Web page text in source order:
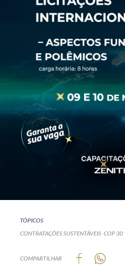
TÓPICOS
CONTRATAÇÕES SUSTENTÁVEIS COP 30
COMPARTILHAR